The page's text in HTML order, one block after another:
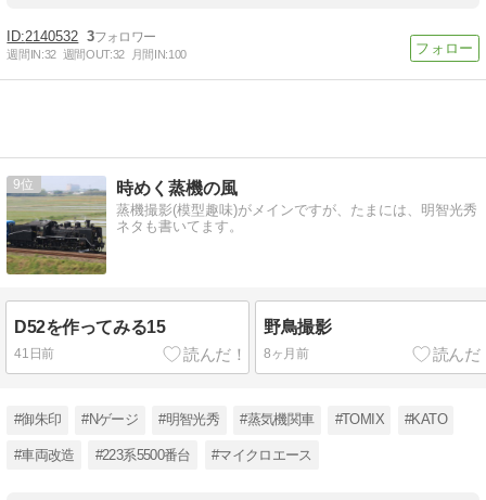
2140532 3
週間IN:32 週間OUT:32 月間IN:100
9 時めく蒸機の風
蒸機撮影(模型趣味)がメインですが、たまには、明智光秀
ネタも書いてます。
D52を作ってみる15
41日前
野鳥撮影
8ヶ月前
#御朱印 #Nゲージ #明智光秀 #蒸気機関車 #TOMIX #KATO
#車両改造 #223系5500番台 #マイクロエース